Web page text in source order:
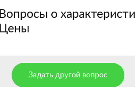
Вопросы о
Цены
Задать другой вопрос